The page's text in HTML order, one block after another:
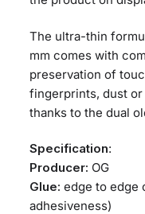
The ultra-thin
mm comes with
preservation of
fingerprints, dust
thanks to the dual
Specification:
Producer: OG
Glue: edge to edge
adhesiveness)